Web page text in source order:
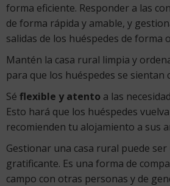
forma eficiente. Responder a las
de forma rápida y amable, y
salidas de los huéspedes de forma
Mantén la casa rural limpia y
para que los huéspedes se sientan
Sé flexible y atento a las
Esto hará que los huéspedes
recomienden tu alojamiento a sus
Gestionar una casa rural puede
gratificante. Es una forma de
campo con otras personas y de